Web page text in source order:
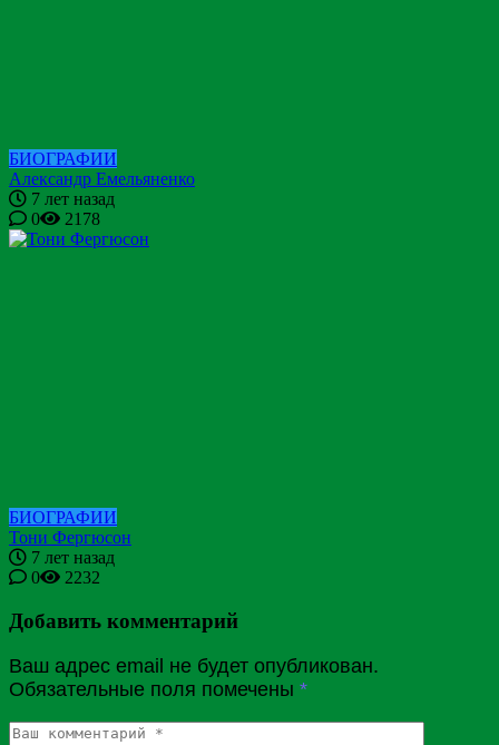
БИОГРАФИИ
Александр Емельяненко
7 лет назад
0
2178
БИОГРАФИИ
Тони Фергюсон
7 лет назад
0
2232
Добавить комментарий
Ваш адрес email не будет опубликован.
Обязательные поля помечены *